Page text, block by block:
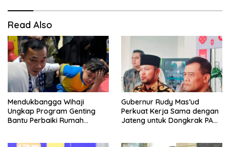
Read Also
Mendukbangga Wihaji
Ungkap Program Genting
Bantu Perbaiki Rumah
Gubernur Rudy Mas’ud
Perkuat Kerja Sama dengan
Jateng untuk Dongkrak PAD